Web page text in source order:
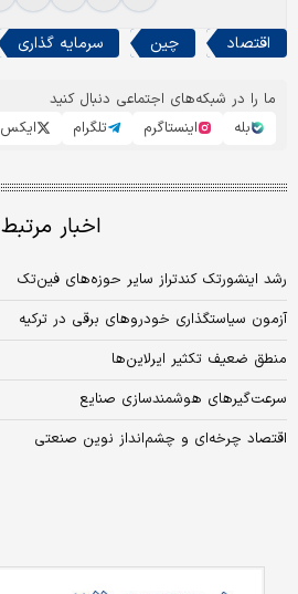
اقتصاد چین سرمایه گذاری
ما را در شبکه‌های اجتماعی دنبال کنید
بله
اینستاگرم تلگرام ایکس
اخبار مرتبط
رشد اینشورتک کندتراز سایر حوزه‌های فین‌تک
آزمون سیاستگذاری خودروهای برقی در ترکیه
منطق ضعیف تکثیر ایرلاین‏‏‌ها
سرعت‏‏‌گیرهای هوشمندسازی صنایع
اقتصاد چرخه‌ای و چشم‏‏‏‏‌انداز نوین صنعتی